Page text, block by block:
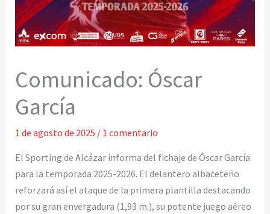
Comunicado: Óscar
García
1 de agosto de 2025 / 1 comentario
El Sporting de Alcázar informa del fichaje de Óscar García
para la temporada 2025-2026. El delantero albaceteño
reforzará así el ataque de la primera plantilla destacando
por su gran envergadura (1,93 m.), su potente juego aéreo